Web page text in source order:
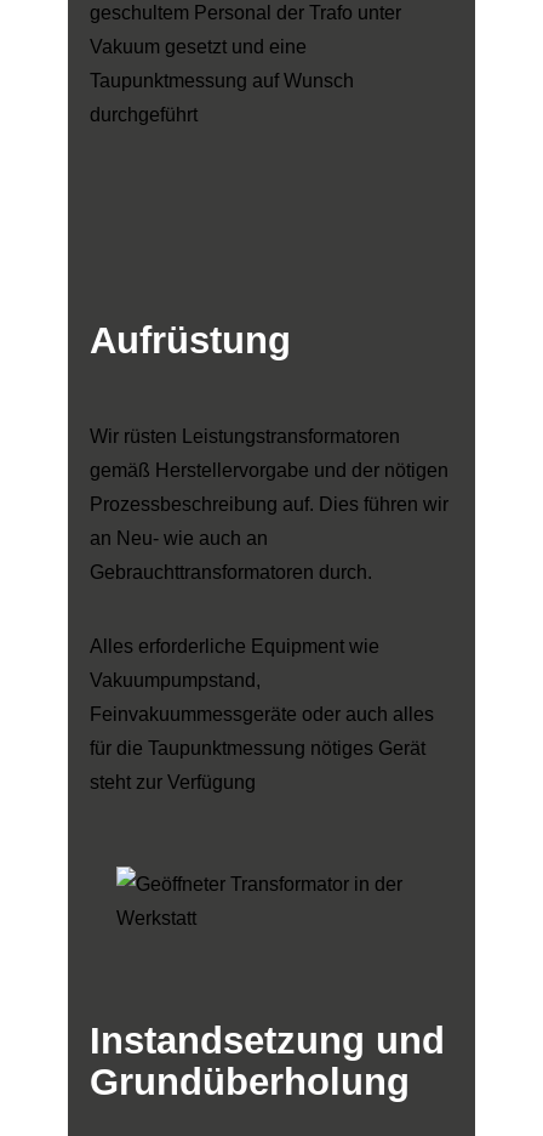
geschultem Personal der Trafo unter
Vakuum gesetzt und eine
Taupunktmessung auf Wunsch
durchgeführt
Aufrüstung
Wir rüsten Leistungstransformatoren
gemäß Herstellervorgabe und der nötigen
Prozessbeschreibung auf. Dies führen wir
an Neu- wie auch an
Gebrauchttransformatoren durch.
Alles erforderliche Equipment wie
Vakuumpumpstand,
Feinvakuummessgeräte oder auch alles
für die Taupunktmessung nötiges Gerät
steht zur Verfügung
Instandsetzung und
Grundüberholung